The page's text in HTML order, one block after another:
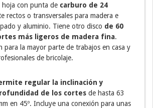
hoja con punta de carburo de 24
rectos o transversales para madera e
y aluminio. Tiene otro disco de 60
más ligeros de madera fina.
para la mayor parte de trabajos en casa y
de bricolaje.
regular la inclinación y
de los cortes de hasta 63
en 45º. Incluye una conexión para unas